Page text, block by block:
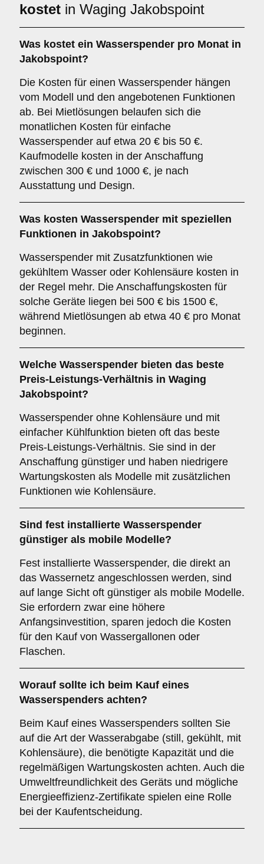
kostet in Waging Jakobspoint
Was kostet ein Wasserspender pro Monat in
Jakobspoint?
Die Kosten für einen Wasserspender hängen
vom Modell und den angebotenen Funktionen
ab. Bei Mietlösungen belaufen sich die
monatlichen Kosten für einfache
Wasserspender auf etwa 20 € bis 50 €.
Kaufmodelle kosten in der Anschaffung
zwischen 300 € und 1000 €, je nach
Ausstattung und Design.
Was kosten Wasserspender mit speziellen
Funktionen in Jakobspoint?
Wasserspender mit Zusatzfunktionen wie
gekühltem Wasser oder Kohlensäure kosten in
der Regel mehr. Die Anschaffungskosten für
solche Geräte liegen bei 500 € bis 1500 €,
während Mietlösungen ab etwa 40 € pro Monat
beginnen.
Welche Wasserspender bieten das beste
Preis-Leistungs-Verhältnis in Waging
Jakobspoint?
Wasserspender ohne Kohlensäure und mit
einfacher Kühlfunktion bieten oft das beste
Preis-Leistungs-Verhältnis. Sie sind in der
Anschaffung günstiger und haben niedrigere
Wartungskosten als Modelle mit zusätzlichen
Funktionen wie Kohlensäure.
Sind fest installierte Wasserspender
günstiger als mobile Modelle?
Fest installierte Wasserspender, die direkt an
das Wassernetz angeschlossen werden, sind
auf lange Sicht oft günstiger als mobile Modelle.
Sie erfordern zwar eine höhere
Anfangsinvestition, sparen jedoch die Kosten
für den Kauf von Wassergallonen oder
Flaschen.
Worauf sollte ich beim Kauf eines
Wasserspenders achten?
Beim Kauf eines Wasserspenders sollten Sie
auf die Art der Wasserabgabe (still, gekühlt, mit
Kohlensäure), die benötigte Kapazität und die
regelmäßigen Wartungskosten achten. Auch die
Umweltfreundlichkeit des Geräts und mögliche
Energieeffizienz-Zertifikate spielen eine Rolle
bei der Kaufentscheidung.